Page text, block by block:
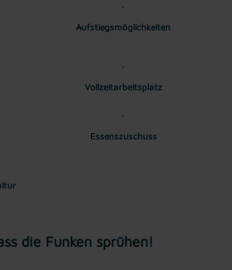
Aufstiegsmöglichkeiten
Vollzeitarbeitsplatz
Essenszuschuss
die Funken sprühen!